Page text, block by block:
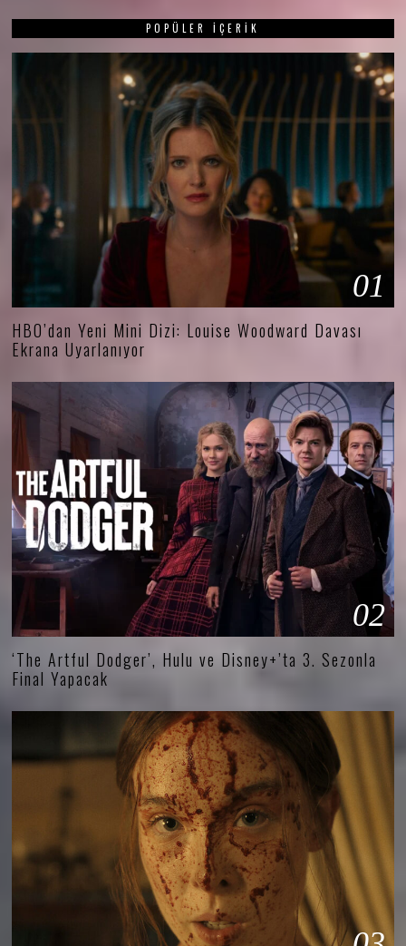
POPÜLER İÇERIK
01
HBO’dan Yeni Mini Dizi: Louise Woodward Davası
Ekrana Uyarlanıyor
02
‘The Artful Dodger’, Hulu ve Disney+’ta 3. Sezonla
Final Yapacak